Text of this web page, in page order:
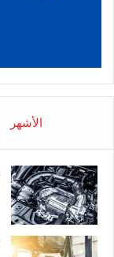
الأشهر